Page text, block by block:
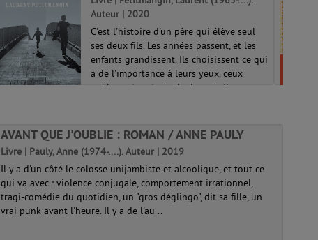
Auteur | 2020
C'est l'histoire d'un père qui élève seul
ses deux fils. Les années passent, et les
enfants grandissent. Ils choisissent ce qui
a de l'importance à leurs yeux, ceux
qu'ils sont en train de devenir. Ils
AVANT QUE J'OUBLIE : ROMAN / ANNE PAULY
Livre | Pauly, Anne (1974-....). Auteur | 2019
Il y a d'un côté le colosse unijambiste et alcoolique, et tout ce
qui va avec : violence conjugale, comportement irrationnel,
tragi-comédie du quotidien, un "gros déglingo", dit sa fille, un
vrai punk avant l'heure. Il y a de l'au...